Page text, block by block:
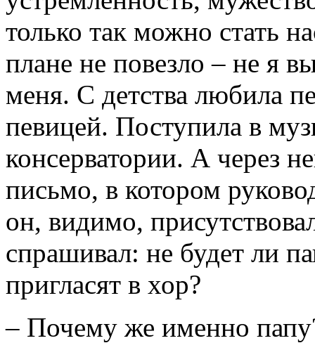
только так можно стать
плане не повезло – не я
меня. С детства любила
певицей. Поступила в
консерватории. А через
письмо, в котором
он, видимо,
спрашивал: не будет ли
пригласят в хор?
– Почему же именно